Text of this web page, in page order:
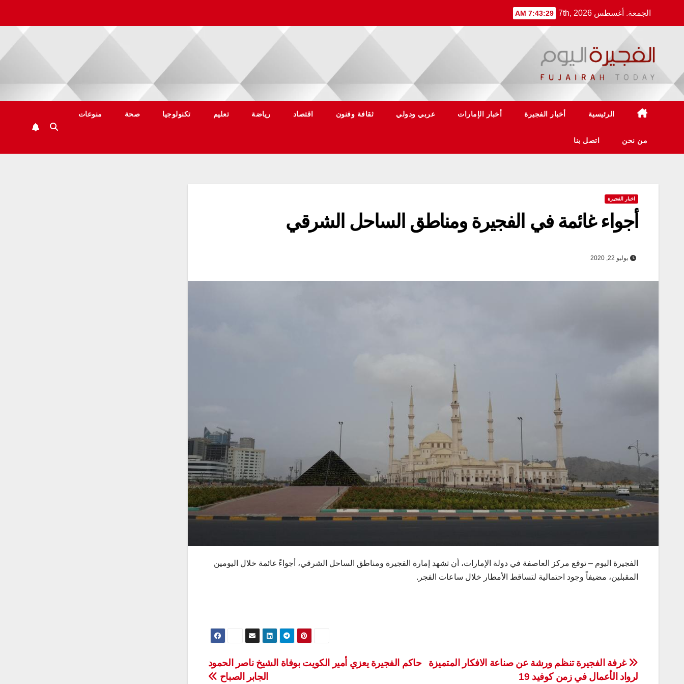
الجمعة. أغسطس 7th, 2026 7:43:29 AM
الرئيسية أخبار الفجيرة أخبار الإمارات عربي ودولي ثقافة وفنون اقتصاد رياضة تعليم تكنولوجيا صحة منوعات
من نحن اتصل بنا
اخبار الفجيرة
أجواء غائمة في الفجيرة ومناطق الساحل الشرقي
يوليو 22, 2020
الفجيرة اليوم – توقع مركز العاصفة في دولة الإمارات، أن تشهد إمارة الفجيرة ومناطق الساحل الشرقي، أجواءً غائمة خلال اليومين
المقبلين، مضيفاً وجود احتمالية لتساقط الأمطار خلال ساعات الفجر.
تصفّح
حاكم الفجيرة يعزي أمير الكويت بوفاة الشيخ ناصر الحمود
الجابر الصباح
غرفة الفجيرة تنظم ورشة عن صناعة الافكار المتميزة
لرواد الأعمال في زمن كوفيد 19